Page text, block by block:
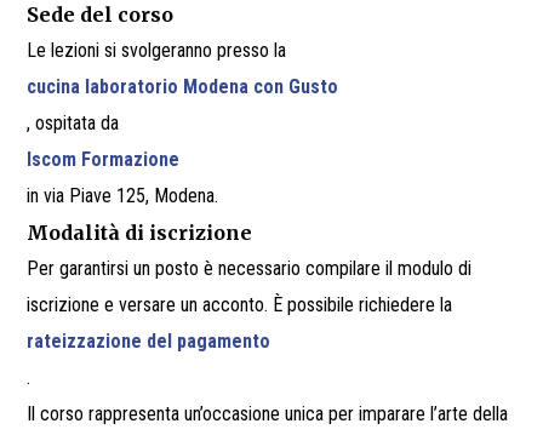
Sede del corso
Le lezioni si svolgeranno presso la
cucina laboratorio Modena con Gusto
, ospitata da
Iscom Formazione
in via Piave 125, Modena.
Modalità di iscrizione
Per garantirsi un posto è necessario compilare il modulo di
iscrizione e versare un acconto. È possibile richiedere la
rateizzazione del pagamento
.
Il corso rappresenta un’occasione unica per imparare l’arte della